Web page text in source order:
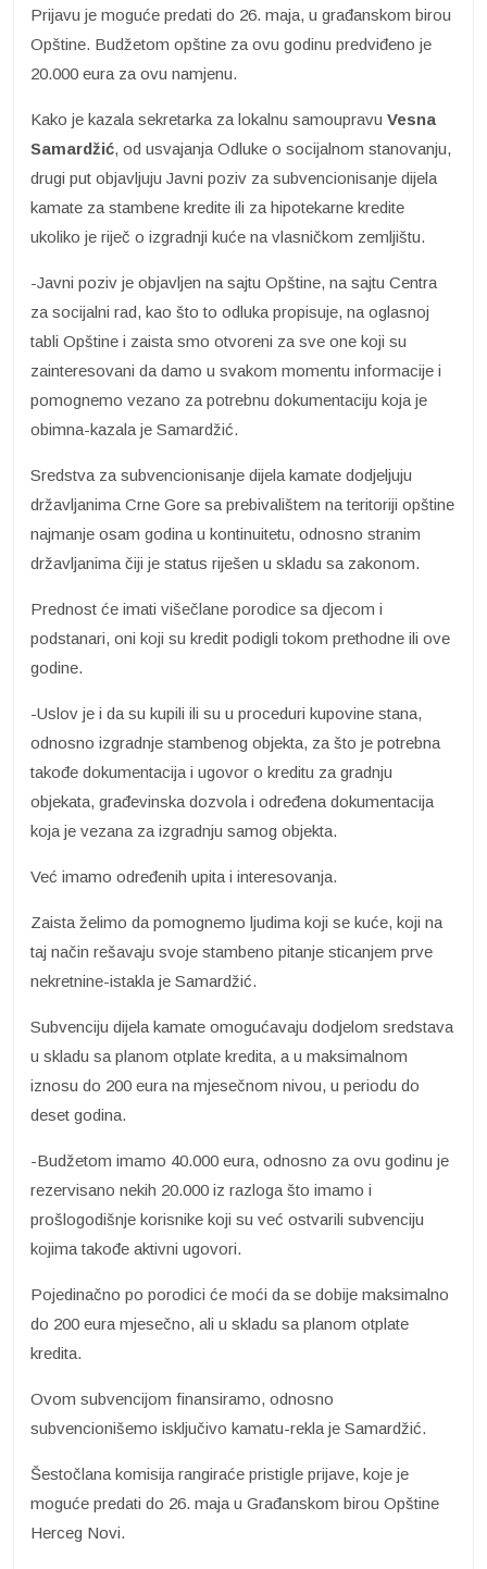
Prijavu je moguće predati do 26. maja, u građanskom birou
Opštine. Budžetom opštine za ovu godinu predviđeno je
20.000 eura za ovu namjenu.
Kako je kazala sekretarka za lokalnu samoupravu Vesna
Samardžić, od usvajanja Odluke o socijalnom stanovanju,
drugi put objavljuju Javni poziv za subvencionisanje dijela
kamate za stambene kredite ili za hipotekarne kredite
ukoliko je riječ o izgradnji kuće na vlasničkom zemljištu.
-Javni poziv je objavljen na sajtu Opštine, na sajtu Centra
za socijalni rad, kao što to odluka propisuje, na oglasnoj
tabli Opštine i zaista smo otvoreni za sve one koji su
zainteresovani da damo u svakom momentu informacije i
pomognemo vezano za potrebnu dokumentaciju koja je
obimna-kazala je Samardžić.
Sredstva za subvencionisanje dijela kamate dodjeljuju
državljanima Crne Gore sa prebivalištem na teritoriji opštine
najmanje osam godina u kontinuitetu, odnosno stranim
državljanima čiji je status riješen u skladu sa zakonom.
Prednost će imati višečlane porodice sa djecom i
podstanari, oni koji su kredit podigli tokom prethodne ili ove
godine.
-Uslov je i da su kupili ili su u proceduri kupovine stana,
odnosno izgradnje stambenog objekta, za što je potrebna
takođe dokumentacija i ugovor o kreditu za gradnju
objekata, građevinska dozvola i određena dokumentacija
koja je vezana za izgradnju samog objekta.
Već imamo određenih upita i interesovanja.
Zaista želimo da pomognemo ljudima koji se kuće, koji na
taj način rešavaju svoje stambeno pitanje sticanjem prve
nekretnine-istakla je Samardžić.
Subvenciju dijela kamate omogućavaju dodjelom sredstava
u skladu sa planom otplate kredita, a u maksimalnom
iznosu do 200 eura na mjesečnom nivou, u periodu do
deset godina.
-Budžetom imamo 40.000 eura, odnosno za ovu godinu je
rezervisano nekih 20.000 iz razloga što imamo i
prošlogodišnje korisnike koji su već ostvarili subvenciju
kojima takođe aktivni ugovori.
Pojedinačno po porodici će moći da se dobije maksimalno
do 200 eura mjesečno, ali u skladu sa planom otplate
kredita.
Ovom subvencijom finansiramo, odnosno
subvencionišemo isključivo kamatu-rekla je Samardžić.
Šestočlana komisija rangiraće pristigle prijave, koje je
moguće predati do 26. maja u Građanskom birou Opštine
Herceg Novi.